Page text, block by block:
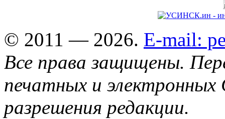
© 2011 — 2026. E-mail:
Все права защищены.
печатных и
разрешения редакции.